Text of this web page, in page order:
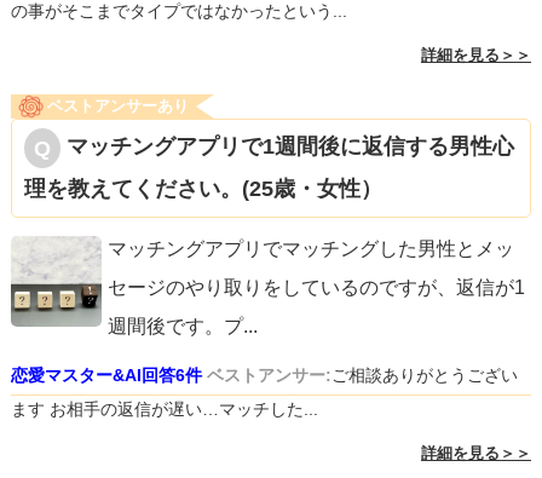
の事がそこまでタイプではなかったという...
詳細を見る＞＞
ベストアンサーあり
マッチングアプリで1週間後に返信する男性心
理を教えてください。(25歳・女性）
マッチングアプリでマッチングした男性とメッ
セージのやり取りをしているのですが、返信が1
週間後です。プ...
恋愛マスター&AI回答6件 ベストアンサー:ご相談ありがとうござい
ます お相手の返信が遅い…マッチした...
詳細を見る＞＞